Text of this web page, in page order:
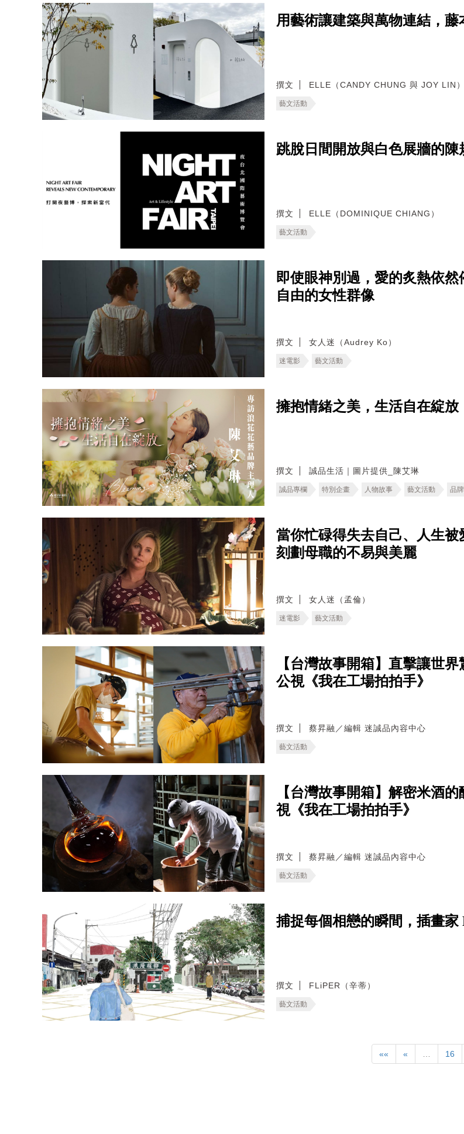
用藝術讓建築與萬物連結，
撰文 ELLE（CANDY CHUNG 與 JOY LIN）
藝文活動
跳脫日間開放與白色展牆的
撰文 ELLE（DOMINIQUE CHIANG）
藝文活動
即使眼神別過，愛的炙熱依
自由的女性群像
撰文 女人迷（Audrey Ko）
迷電影 藝文活動
擁抱情緒之美，生活自在綻
撰文 誠品生活｜圖片提供_陳艾琳
誠品專欄 特別企畫 人物故事 藝文活動 品
當你忙碌得失去自己、人生被
刻劃母職的不易與美麗
撰文 女人迷（孟倫）
迷電影 藝文活動
【台灣故事開箱】直擊讓世
公視《我在工場拍拍手》
撰文 蔡昇融／編輯 迷誠品內容中心
藝文活動
【台灣故事開箱】解密米酒
視《我在工場拍拍手》
撰文 蔡昇融／編輯 迷誠品內容中心
藝文活動
捕捉每個相戀的瞬間，插畫
撰文 FLiPER（辛蒂）
藝文活動
«« « … 16